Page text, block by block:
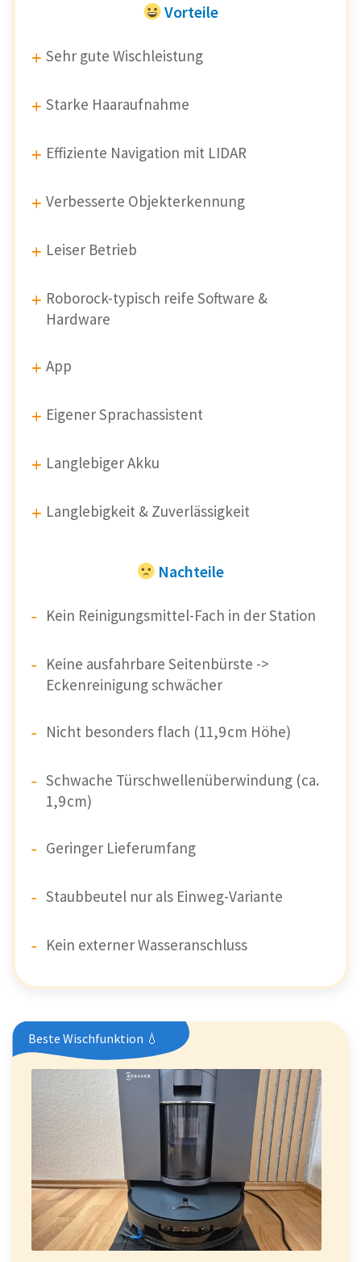
Vorteile
Sehr gute Wischleistung
Starke Haaraufnahme
Effiziente Navigation mit LIDAR
Verbesserte Objekterkennung
Leiser Betrieb
Roborock-typisch reife Software &
Hardware
App
Eigener Sprachassistent
Langlebiger Akku
Langlebigkeit & Zuverlässigkeit
Nachteile
Kein Reinigungsmittel-Fach in der Station
Keine ausfahrbare Seitenbürste ->
Eckenreinigung schwächer
Nicht besonders flach (11,9 cm Höhe)
Schwache Türschwellenüberwindung (ca.
1,9 cm)
Geringer Lieferumfang
Staubbeutel nur als Einweg-Variante
Kein externer Wasseranschluss
Beste Wischfunktion 💧